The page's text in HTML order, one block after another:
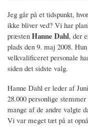
Jeg går på et tidspunkt,
ikke bliver ved? Vi har
præsten Hanne Dahl, der
plads den 9. maj 2008.
velkvalificeret personale
siden det sidste valg.
Hanne Dahl er leder af
28.000 personlige
mange af de andre valgte
Vi var meget tæt på at